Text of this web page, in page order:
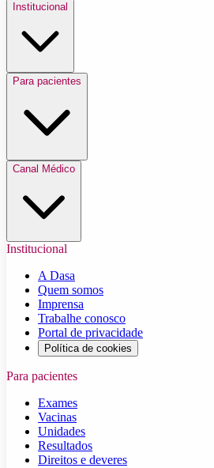
Institucional
Para pacientes
Canal Médico
Institucional
A Dasa
Quem somos
Imprensa
Trabalhe conosco
Portal de privacidade
Política de cookies
Para pacientes
Exames
Vacinas
Unidades
Resultados
Direitos e deveres